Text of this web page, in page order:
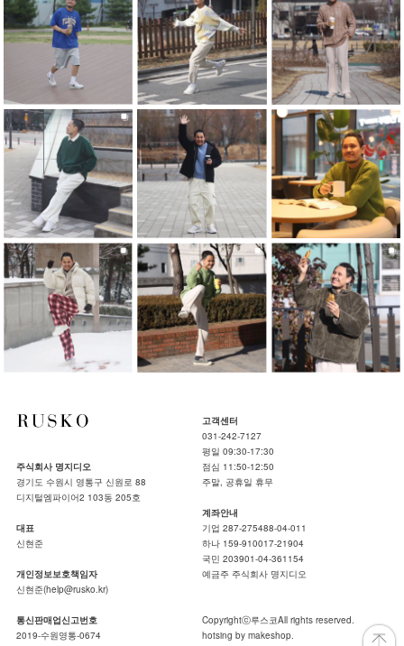
주식회사 명지디오
경기도 수원시 영통구 신원로 88
디지털엠파이어2 103동 205호
대표
신현준
개인정보보호책임자
신현준(help@rusko.kr)
통신판매업신고번호
2019-수원영통-0674
고객센터
031-242-7127
평일 09:30-17:30
점심 11:50-12:50
주말, 공휴일 휴무
계좌안내
기업 287-275488-04-011
하나 159-910017-21904
국민 203901-04-361154
예금주 주식회사 명지디오
Copyrightⓒ루스코All rights reserved.
hotsing by makeshop.